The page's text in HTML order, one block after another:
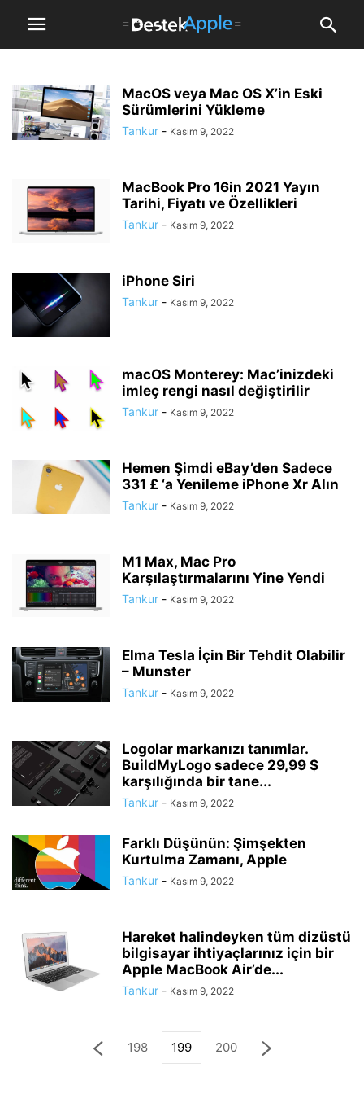
MacOS veya Mac OS X’in Eski
Sürümlerini Yükleme
Tankur - Kasım 9, 2022
MacBook Pro 16in 2021 Yayın
Tarihi, Fiyatı ve Özellikleri
Tankur - Kasım 9, 2022
iPhone Siri
Tankur - Kasım 9, 2022
macOS Monterey: Mac’inizdeki
imleç rengi nasıl değiştirilir
Tankur - Kasım 9, 2022
Hemen Şimdi eBay’den Sadece
331 £ ‘a Yenileme iPhone Xr Alın
Tankur - Kasım 9, 2022
M1 Max, Mac Pro
Karşılaştırmalarını Yine Yendi
Tankur - Kasım 9, 2022
Elma Tesla İçin Bir Tehdit Olabilir
– Munster
Tankur - Kasım 9, 2022
Logolar markanızı tanımlar.
BuildMyLogo sadece 29,99 $
karşılığında bir tane...
Tankur - Kasım 9, 2022
Farklı Düşünün: Şimşekten
Kurtulma Zamanı, Apple
Tankur - Kasım 9, 2022
Hareket halindeyken tüm dizüstü
bilgisayar ihtiyaçlarınız için bir
Apple MacBook Air’de...
Tankur - Kasım 9, 2022
198 199 200